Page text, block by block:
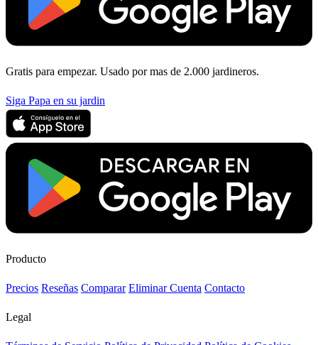
Gratis para empezar. Usado por mas de 2.000 jardineros.
Siga Papa en su jardin
Producto
Precios Reseñas Comparar Eliminar Cuenta Contacto
Legal